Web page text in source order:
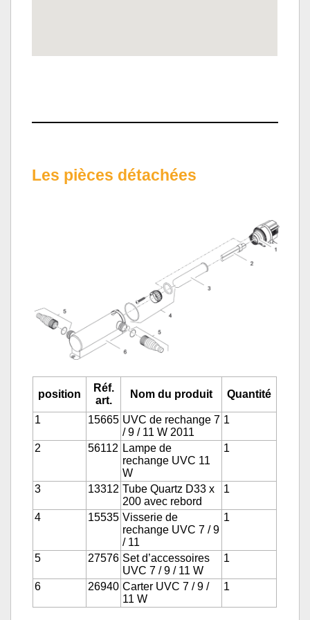
Les pièces détachées
position
Réf.
art.
Nom du produit Quantité
1 15665 UVC de rechange 7
/ 9 / 11 W 2011
1
2 56112 Lampe de
rechange UVC 11
W
1
3 13312 Tube Quartz D33 x
200 avec rebord
1
4 15535 Visserie de
rechange UVC 7 / 9
/ 11
1
5 27576 Set d’accessoires
UVC 7 / 9 / 11 W
1
6 26940 Carter UVC 7 / 9 /
11 W
1